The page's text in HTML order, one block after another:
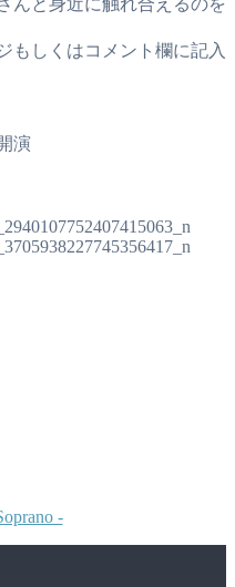
もしくはコメント欄に記入
演
-